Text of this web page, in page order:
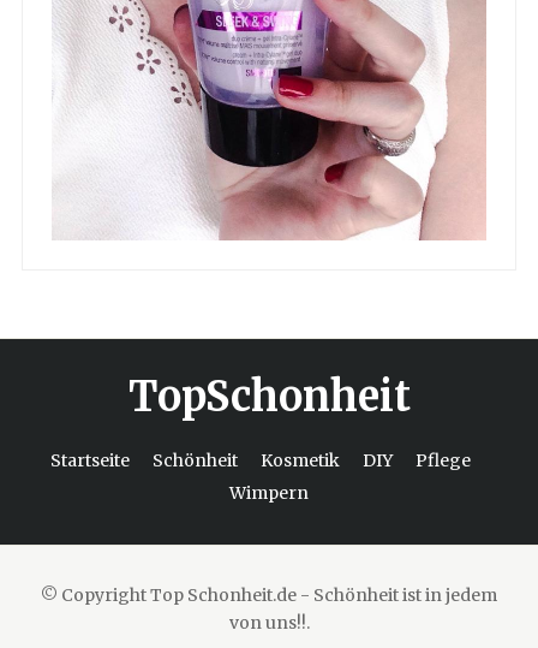
TopSchonheit
Startseite Schönheit Kosmetik DIY
Pflege
Wimpern
© Copyright Top Schonheit.de - Schönheit ist in jedem
von uns!!.